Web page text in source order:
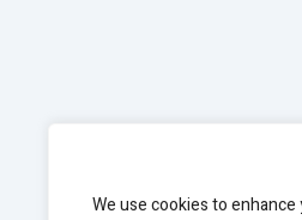
We use cookies to